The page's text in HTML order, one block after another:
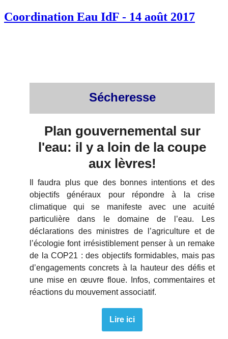
Coordination Eau IdF - 14 août 2017
Sécheresse
Plan gouvernemental sur
l'eau: il y a loin de la coupe
aux lèvres!
Il faudra plus que des bonnes intentions et des
objectifs généraux pour répondre à la crise
climatique qui se manifeste avec une acuité
particulière dans le domaine de l’eau. Les
déclarations des ministres de l’agriculture et de
l’écologie font irrésistiblement penser à un remake
de la COP21 : des objectifs formidables, mais pas
d’engagements concrets à la hauteur des défis et
une mise en œuvre floue. Infos, commentaires et
réactions du mouvement associatif.
Lire ici